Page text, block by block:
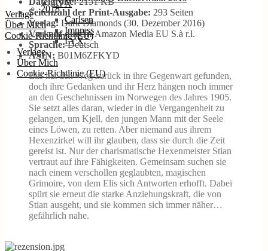
LYX
Verlage
Über Mich
Cookie-Richtlinie (EU)
2018
Carlsen
Impress
LYX
Verlage
Über Mich
Cookie-Richtlinie (EU)
Seitenzahl der Print-Ausgabe: 293 Seiten
Verlag: Dark Diamonds (30. Dezember 2016)
Verkauf durch:Amazon Media EU S.à r.l.
Sprache:Deutsch
ASIN: B01M6ZFKYD
Elis hat den Weg zurück in ihre Gegenwart gefunden,
doch ihre Gedanken und ihr Herz hängen noch immer
an den Geschehnissen im Norwegen des Jahres 1905.
Sie setzt alles daran, wieder in die Vergangenheit zu
gelangen, um Kjell, den jungen Mann mit der Seele
eines Löwen, zu retten. Aber niemand aus ihrem
Hexenzirkel will ihr glauben, dass sie durch die Zeit
gereist ist. Nur der charismatische Hexenmeister Stian
vertraut auf ihre Fähigkeiten. Gemeinsam suchen sie
nach einem verschollen geglaubten, magischen
Grimoire, von dem Elis sich Antworten erhofft. Dabei
spürt sie erneut die starke Anziehungskraft, die von
Stian ausgeht, und sie kommen sich immer näher…
gefährlich nahe.